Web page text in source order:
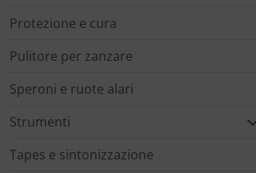
Protezione e cura
Pulitore per zanzare
Speroni e ruote alari
Strumenti
Tapes e sintonizzazione